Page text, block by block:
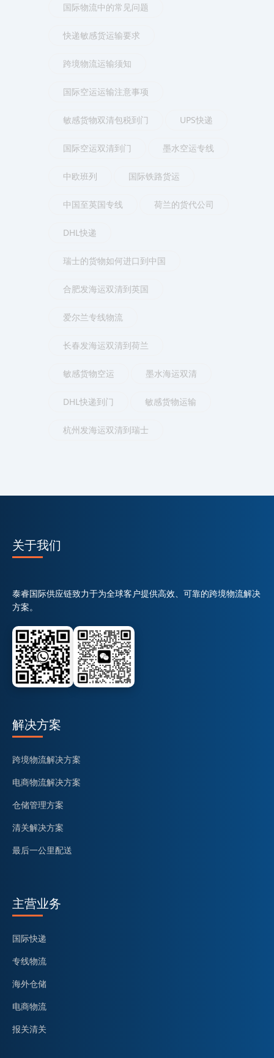
国际物流中的常见问题
快递敏感货运输要求
跨境物流运输须知
国际空运运输注意事项
敏感货物双清包税到门 UPS快递
国际空运双清到门 墨水空运专线
中欧班列 国际铁路货运
中国至英国专线 荷兰的货代公司
DHL快递
瑞士的货物如何进口到中国
合肥发海运双清到英国
爱尔兰专线物流
长春发海运双清到荷兰
敏感货物空运 墨水海运双清
DHL快递到门 敏感货物运输
杭州发海运双清到瑞士
关于我们
泰睿国际供应链致力于为全球客户提供高效、可靠的跨境物流解决
方案。
解决方案
跨境物流解决方案
电商物流解决方案
仓储管理方案
清关解决方案
最后一公里配送
主营业务
国际快递
专线物流
海外仓储
电商物流
报关清关